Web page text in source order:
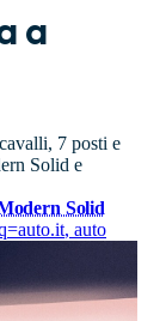
a
7 posti e
Solid e
Solid
, auto